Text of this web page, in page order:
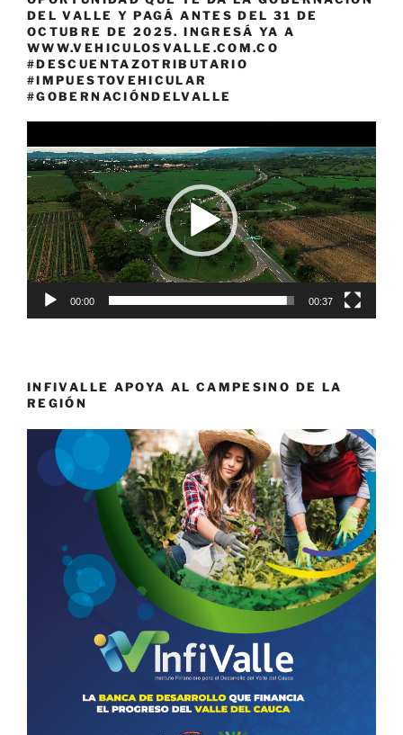
DEL VALLE Y PAGÁ ANTES DEL 31 DE
OCTUBRE DE 2025. INGRESÁ YA A
WWW.VEHICULOSVALLE.COM.CO
#DESCUENTAZOTRIBUTARIO
#IMPUESTOVEHICULAR
#GOBERNACIÓNDELVALLE
de
vídeo
00:00 00:37
INFIVALLE APOYA AL CAMPESINO DE LA
REGIÓN